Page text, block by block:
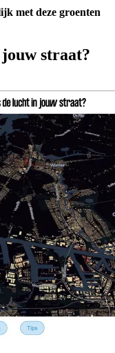
met deze groenten
straat?